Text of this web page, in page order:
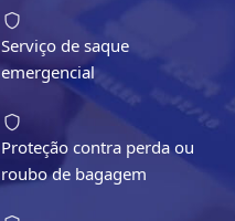
Serviço de saque
emergencial
Proteção contra perda ou
roubo de bagagem